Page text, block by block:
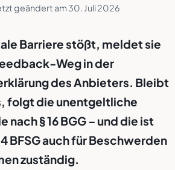
geändert am 30. Juli 2026
Barriere stößt, meldet sie
Weg in der
des Anbieters. Bleibt
folgt die unentgeltliche
§ 16 BGG – und die ist
BFSG auch für Beschwerden
zuständig.